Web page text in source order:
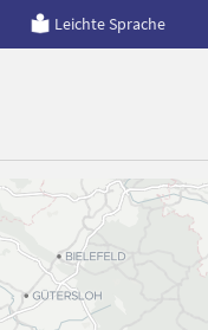
Leichte Sprache